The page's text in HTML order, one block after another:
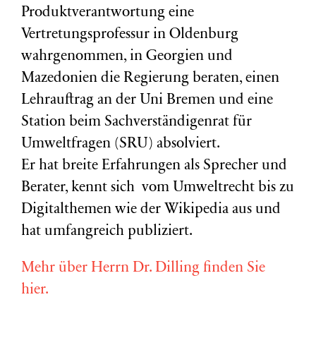
Produktverantwortung eine
Vertretungsprofessur in Oldenburg
wahrgenommen, in Georgien und
Mazedonien die Regierung beraten, einen
Lehrauftrag an der Uni Bremen und eine
Station beim Sachverständigenrat für
Umweltfragen (SRU ) absolviert.
Er hat breite Erfahrungen als Sprecher und
Berater, kennt sich vom Umweltrecht bis zu
Digitalthemen wie der Wikipedia aus und
hat umfangreich publiziert.
Mehr über Herrn Dr. Dilling finden Sie
hier.